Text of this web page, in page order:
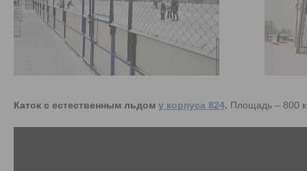
Каток с естественным льдом у корпуса 824. Площадь – 800